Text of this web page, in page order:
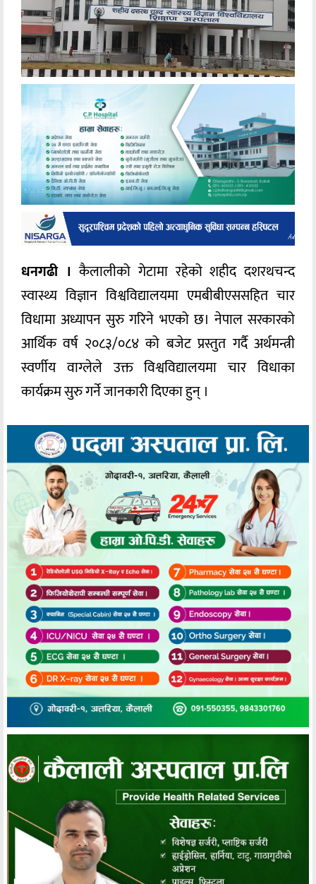
धनगढी । कैलालीको गेटामा रहेको शहीद दशरथचन्द
स्वास्थ्य विज्ञान विश्वविद्यालयमा एमबीबीएससहित चार
विधामा अध्यापन सुरु गरिने भएको छ। नेपाल सरकारको
आर्थिक वर्ष २०८३/०८४ को बजेट प्रस्तुत गर्दै अर्थमन्त्री
स्वर्णीय वाग्लेले उक्त विश्वविद्यालयमा चार विधाका
कार्यक्रम सुरु गर्ने जानकारी दिएका हुन् ।